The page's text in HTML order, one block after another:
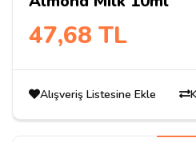
47,68 TL
Alışveriş Listesine Ekle